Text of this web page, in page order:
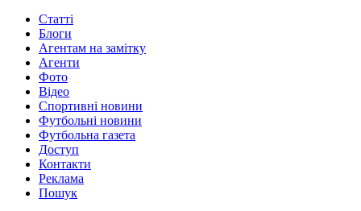
Статті
Блоги
Агентам на замітку
Агенти
Фото
Відео
Спортивні новини
Футбольні новини
Футбольна газета
Доступ
Контакти
Реклама
Пошук